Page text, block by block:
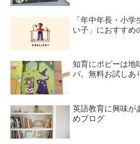
「年中年長・小
い子」におすすめ
知育にポピーは地
パ。無料お試しあ
英語教育に興味が
めブログ